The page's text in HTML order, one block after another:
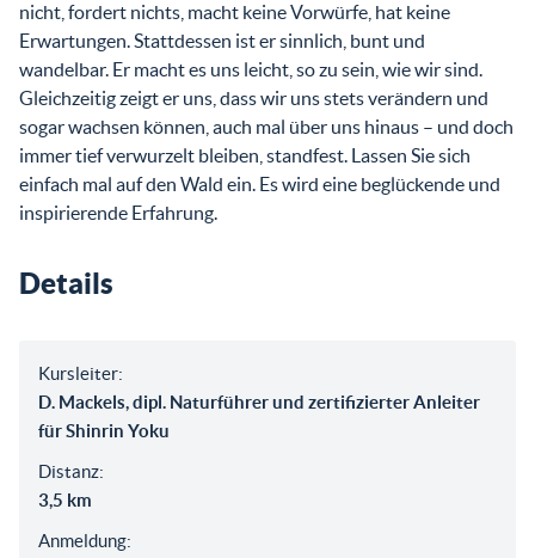
nicht, fordert nichts, macht keine Vorwürfe, hat keine
Erwartungen. Stattdessen ist er sinnlich, bunt und
wandelbar. Er macht es uns leicht, so zu sein, wie wir sind.
Gleichzeitig zeigt er uns, dass wir uns stets verändern und
sogar wachsen können, auch mal über uns hinaus – und doch
immer tief verwurzelt bleiben, standfest. Lassen Sie sich
einfach mal auf den Wald ein. Es wird eine beglückende und
inspirierende Erfahrung.
Details
Kursleiter:
D. Mackels, dipl. Naturführer und zertifizierter Anleiter
für Shinrin Yoku
Distanz:
3,5 km
Anmeldung: